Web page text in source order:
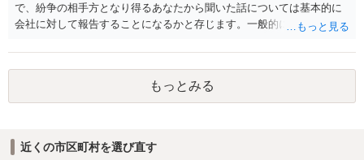
で、紛争の相手方となり得るあなたから聞いた話については基本的に
会社に対して報告することになるかと存じます。一般的に弁護士かぎ
ってはあるかもしれませんが、相手方に誤解を与える可能性があり、
利益相反の問題が生じうるのでそういった要請は拒絶する場合が大半
でしょうし、とりわけ今回の状況において弁護士かぎりの話にしてほ
しいという要望を受け容れる弁護士はほとんどいないと思います。 会
に相談した上で、事案の見通し等を示してもらい、訴訟するかどうか
もっとみる
近くの市区町村を選び直す